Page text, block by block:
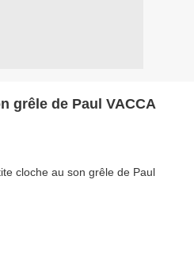
grêle de Paul VACCA